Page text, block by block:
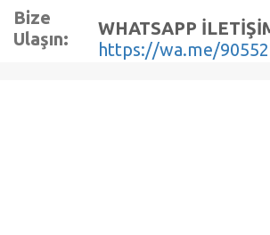
Bize
Ulaşın:
WHATSAPP
https://wa.me/